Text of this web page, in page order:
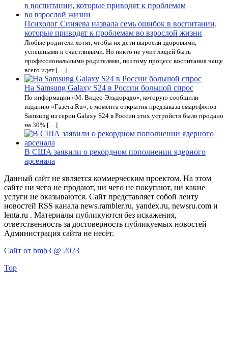
Психолог Синяева назвала семь ошибок в воспитании,
которые приводят к проблемам во взрослой жизни
Любые родители хотят, чтобы их дети выросли здоровыми,
успешными и счастливыми. Но никто не учит людей быть
профессиональными родителями, поэтому процесс воспитания чаще
всего идет […]
На Samsung Galaxy S24 в России большой спрос
По информации «М. Видео-Эльдорадо», которую сообщили
изданию «Газета.Ru», с момента открытия предзаказа смартфонов
Samsung из серии Galaxy S24 в России этих устройств было продано
на 30% […]
В США заявили о рекордном пополнении ядерного
арсенала
Данный сайт не является коммерческим проектом. На этом
сайте ни чего не продают, ни чего не покупают, ни какие
услуги не оказываются. Сайт представляет собой ленту
новостей RSS канала news.rambler.ru, yandex.ru, newsru.com и
lenta.ru . Материалы публикуются без искажения,
ответственность за достоверность публикуемых новостей
Администрация сайта не несёт.
Сайт от bmb3 @ 2023
Top